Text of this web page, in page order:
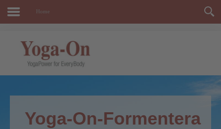
Home
Yoga-On-Formentera